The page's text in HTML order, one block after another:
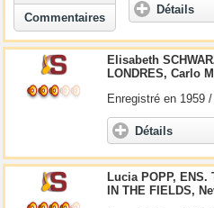
Commentaires
Détails
Elisabeth
LONDRES, Carlo
Enregistré en 1959
Détails
Lucia POPP, ENS.
IN THE FIELDS,